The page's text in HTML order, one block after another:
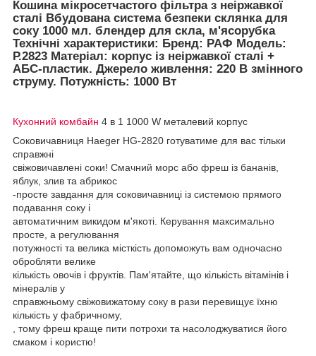
Кошина мікросетчастого фільтра з неіржавкої
сталі Вбудована система безпеки склянка для
соку 1000 мл. блендер для скла, м'ясорубка
Технічні характеристики: Бренд: РАФ Модель:
Р.2823 Матеріал: корпус із неіржавкої сталі +
АБС-пластик. Джерело живлення: 220 В змінного
струму. Потужність: 1000 Вт
Кухонний комбайн 4 в 1 1000 W металевий корпус
Соковичавниця Haeger HG-2820 готуватиме для вас тільки
справжні
свіжовичавлені соки! Смачний морс або фреш із бананів,
яблук, злив та абрикос
-просте завдання для соковичавниці із системою прямого
подавання соку і
автоматичним викидом м'якоті. Керування максимально
просте, а регулювання
потужності та велика місткість допоможуть вам одночасно
обробляти велике
кількість овочів і фруктів. Пам'ятайте, що кількість вітамінів і
мінералів у
справжньому свіжовижатому соку в рази перевищує їхню
кількість у фабричному,
, тому фреш краще пити потрохи та насолоджуватися його
смаком і користю!